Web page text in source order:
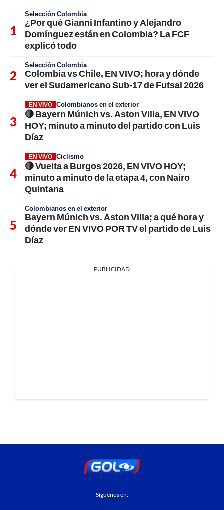
Selección Colombia
¿Por qué Gianni Infantino y Alejandro
Domínguez están en Colombia? La FCF
explicó todo
Selección Colombia
Colombia vs Chile, EN VIVO; hora y dónde
ver el Sudamericano Sub-17 de Futsal 2026
EN VIVO Colombianos en el exterior
🔴 Bayern Múnich vs. Aston Villa, EN VIVO
HOY; minuto a minuto del partido con Luis
Díaz
EN VIVO Ciclismo
🔴 Vuelta a Burgos 2026, EN VIVO HOY;
minuto a minuto de la etapa 4, con Nairo
Quintana
Colombianos en el exterior
Bayern Múnich vs. Aston Villa; a qué hora y
dónde ver EN VIVO POR TV el partido de Luis
Díaz
PUBLICIDAD
Síguenos en: